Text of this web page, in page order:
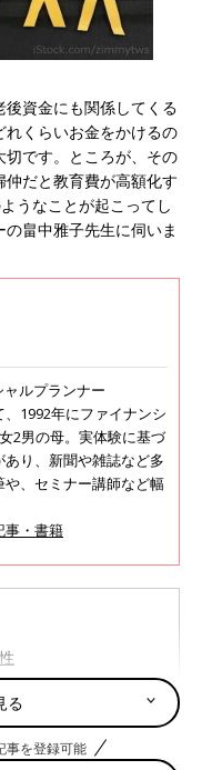
資金にも関係してくる
くらいお金をかけるの
です。ところが、その
だと教育費が高額化す
うなことが起こってし
畠中雅子先生に伺いま
ャルプランナー
1992年にファイナンシ
2男の母。実体験に基づ
あり、新聞や雑誌など多
、セミナー講師など幅
事・書籍
関係！？
ケーション法は？
る
事を登録可能